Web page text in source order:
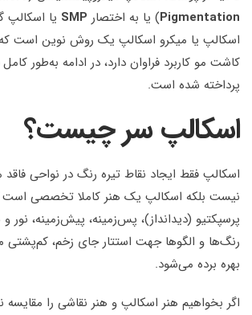
Pigmentation) یا به اختصار SMP یا
اسکالپ یا میکرو اسکالپ یک روش نوین است
کاشت مو کاربرد فراوان دارد، در ادامه به‌طور
پرداخته شده است.
اسکالپ سر چیست؟
اسکالپ فقط ایجاد نقاط تیره رنگ در نواحی
نیست بلکه اسکالپ یک هنر کاملا تخصصی است
پرسپکتیو (دیدانداز)، پس‌زمینه، پیش‌زمینه، نور
رنگ‌ها و الگوها جهت استتار جای زخم، کم‌پشتی
بهره برده می‌شود.
اگر بخواهیم هنر اسکالپ و هنر نقاشی را مقایسه